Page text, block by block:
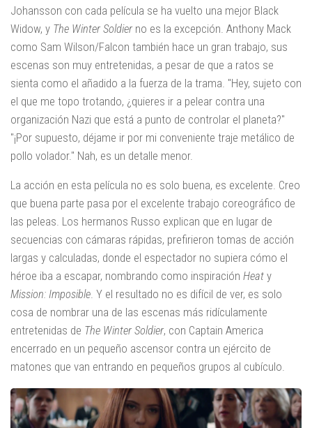
Johansson con cada película se ha vuelto una mejor Black
Widow, y The Winter Soldier no es la excepción. Anthony Mack
como Sam Wilson/Falcon también hace un gran trabajo, sus
escenas son muy entretenidas, a pesar de que a ratos se
sienta como el añadido a la fuerza de la trama. "Hey, sujeto con
el que me topo trotando, ¿quieres ir a pelear contra una
organización Nazi que está a punto de controlar el planeta?"
"¡Por supuesto, déjame ir por mi conveniente traje metálico de
pollo volador." Nah, es un detalle menor.
La acción en esta película no es solo buena, es excelente. Creo
que buena parte pasa por el excelente trabajo coreográfico de
las peleas. Los hermanos Russo explican que en lugar de
secuencias con cámaras rápidas, prefirieron tomas de acción
largas y calculadas, donde el espectador no supiera cómo el
héroe iba a escapar, nombrando como inspiración Heat y
Mission: Imposible. Y el resultado no es difícil de ver, es solo
cosa de nombrar una de las escenas más ridículamente
entretenidas de The Winter Soldier, con Captain America
encerrado en un pequeño ascensor contra un ejército de
matones que van entrando en pequeños grupos al cubículo.